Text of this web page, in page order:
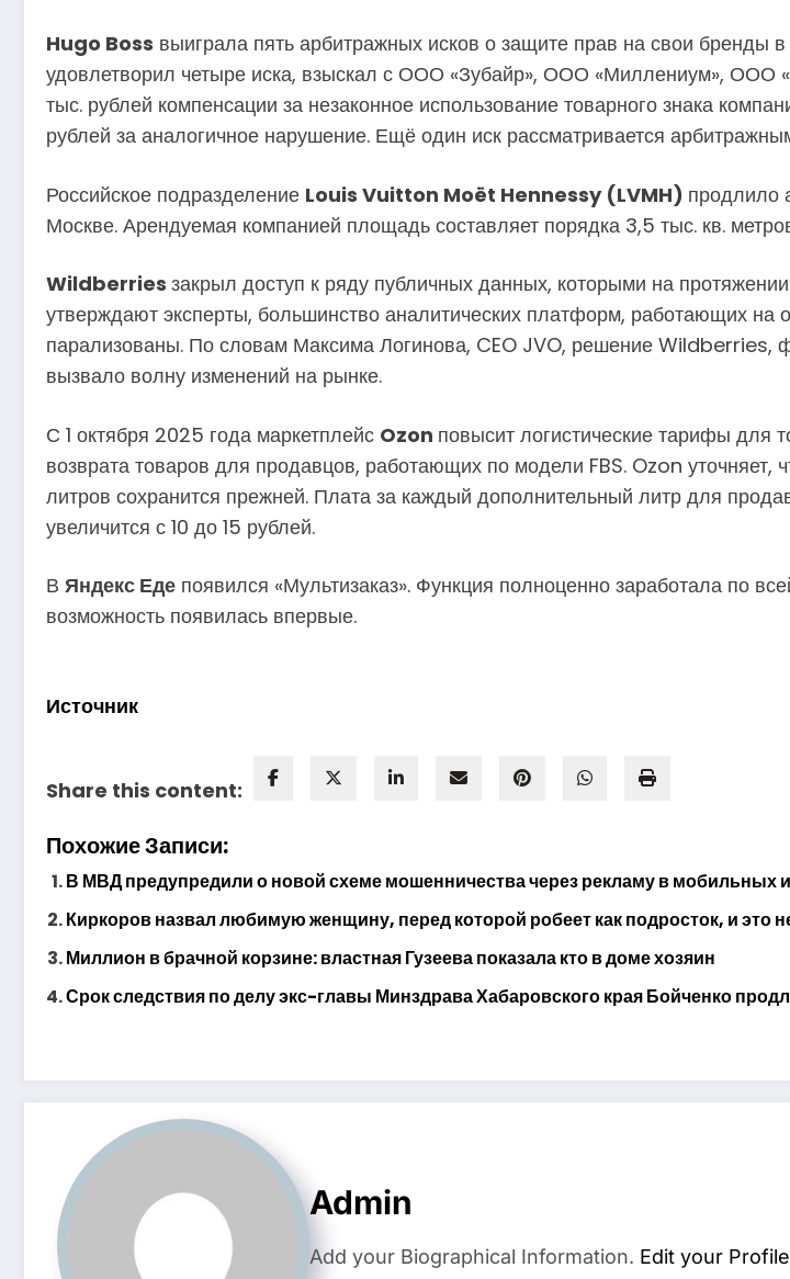
Hugo Boss выиграла пять арбитражных исков о защите прав на свои
удовлетворил четыре иска, взыскал с ООО «Зубайр», ООО «Миллениум», ООО
тыс. рублей компенсации за незаконное использование товарного знака
рублей за аналогичное нарушение. Ещё один иск рассматривается
Российское подразделение Louis Vuitton Moët Hennessy (LVMH) продлило
Москве. Арендуемая компанией площадь составляет порядка 3,5 тыс. кв.
Wildberries закрыл доступ к ряду публичных данных, которыми на
утверждают эксперты, большинство аналитических платформ, работающих на
парализованы. По словам Максима Логинова, CEO JVO, решение Wildberries,
вызвало волну изменений на рынке.
С 1 октября 2025 года маркетплейс Ozon повысит логистические тарифы для
возврата товаров для продавцов, работающих по модели FBS. Ozon уточняет,
литров сохранится прежней. Плата за каждый дополнительный литр для
увеличится с 10 до 15 рублей.
В Яндекс Еде появился «Мультизаказ». Функция полноценно заработала по
возможность появилась впервые.
Источник
Share this content:
Похожие Записи:
В МВД предупредили о новой схеме мошенничества через рекламу в мобильных
Киркоров назвал любимую женщину, перед которой робеет как подросток, и это
Миллион в брачной корзине: властная Гузеева показала кто в доме хозяин
Срок следствия по делу экс-главы Минздрава Хабаровского края Бойченко
Admin
Add your Biographical Information. Edit your Profile